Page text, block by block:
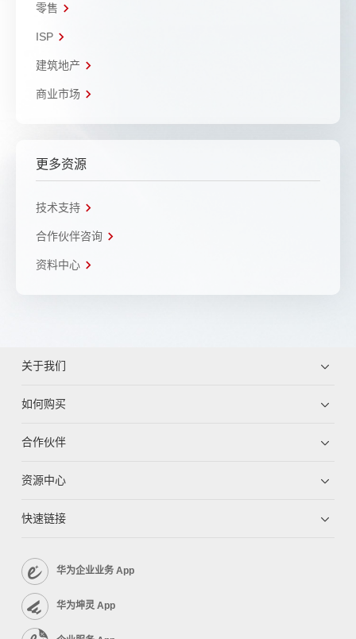
零售
ISP
建筑地产
商业市场
更多资源
技术支持
合作伙伴咨询
资料中心
关于我们
如何购买
合作伙伴
资源中心
快速链接
华为企业业务 App
华为坤灵 App